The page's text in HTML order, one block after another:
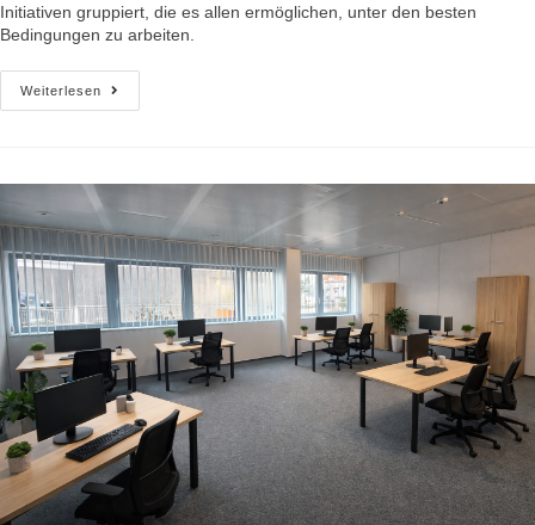
Initiativen gruppiert, die es allen ermöglichen, unter den besten
Bedingungen zu arbeiten.
Weiterlesen